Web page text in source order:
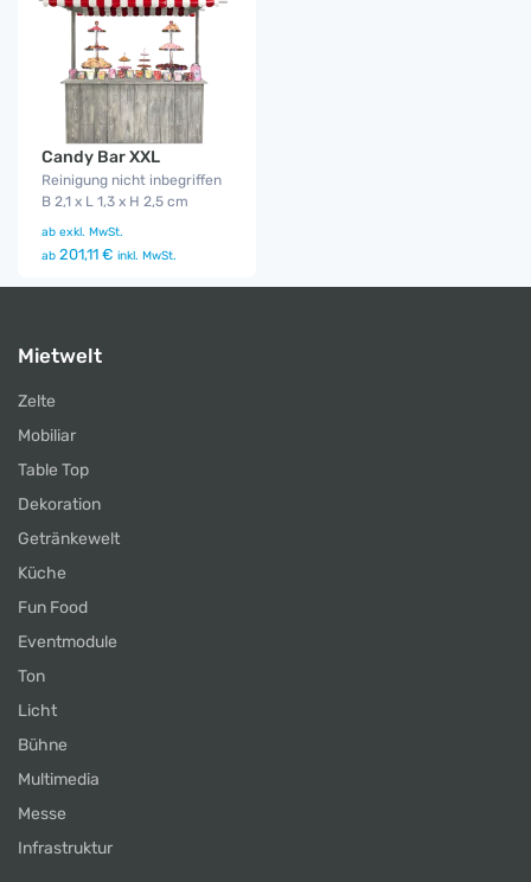
Candy Bar XXL
Reinigung nicht inbegriffen
B 2,1 x L 1,3 x H 2,5 cm
ab exkl. MwSt.
ab 201,11 € inkl. MwSt.
Mietwelt
Zelte
Mobiliar
Table Top
Dekoration
Getränkewelt
Küche
Fun Food
Eventmodule
Ton
Licht
Bühne
Multimedia
Messe
Infrastruktur